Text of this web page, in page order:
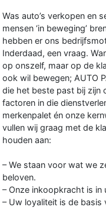
Was auto’s verkopen en
mensen ‘in beweging’
hebben er ons
Inderdaad, een vraag.
op onszelf, maar op de
ook wil bewegen; AUTO
die het beste past bij zijn
factoren in die
merkenpalet én onze
vullen wij graag met de
houden aan:
– We staan voor wat we
beloven.
– Onze inkoopkracht is in
– Uw loyaliteit is de